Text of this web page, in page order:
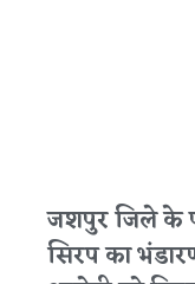
जशपुर जिले के
सिरप का